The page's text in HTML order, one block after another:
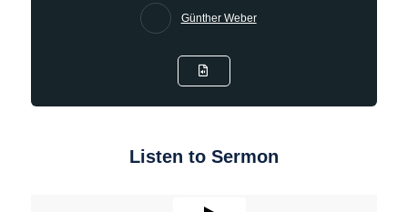
Günther Weber
Listen to Sermon